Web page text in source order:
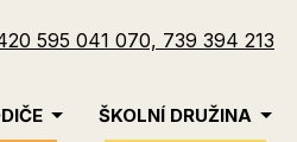
595 041 070, 739 394 213
ŠKOLNÍ DRUŽINA